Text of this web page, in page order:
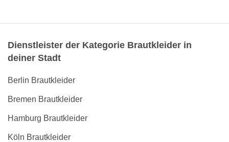
Dienstleister der Kategorie Brautkleider in
deiner Stadt
Berlin Brautkleider
Bremen Brautkleider
Hamburg Brautkleider
Köln Brautkleider